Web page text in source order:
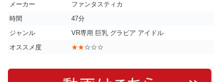
メーカー
ファンタスティカ
時間
47分
ジャンル
VR専用 巨乳 グラビア アイドル
オススメ度
★★☆☆☆